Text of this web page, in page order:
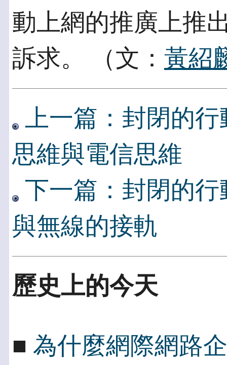
動上網的推廣上推
訴求。 （文： 黃紹
上一篇：封閉的
思維與電信思維
下一篇：封閉的
與無線的接軌
歷史上的今天
■ 為什麼網際網路